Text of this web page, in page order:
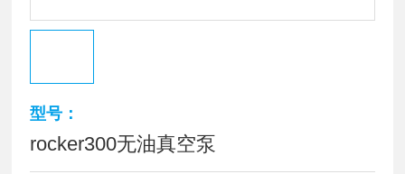
型号：
rocker300无油真空泵